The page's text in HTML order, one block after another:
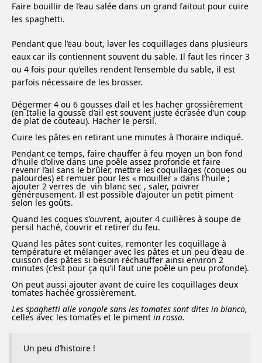
Faire bouillir de l’eau salée dans un grand faitout pour cuire
les spaghetti.
Pendant que l’eau bout, laver les coquillages dans plusieurs
eaux car ils contiennent souvent du sable. Il faut les rincer 3
ou 4 fois pour qu’elles rendent l’ensemble du sable, il est
parfois nécessaire de les brosser.
Dégermer 4 ou 6 gousses d’ail et les hacher grossièrement
(en Italie la gousse d’ail est souvent juste écrasée d’un coup
de plat de couteau). Hacher le persil.
Cuire les pâtes en retirant une minutes à l’horaire indiqué.
Pendant ce temps, faire chauffer à feu moyen un bon fond
d’huile d’olive dans une poêle assez profonde et faire
revenir l’ail sans le brûler, mettre les coquillages (coques ou
palourdes) et remuer pour les « mouiller » dans l’huile ;
ajouter 2 verres de vin blanc sec , saler, poivrer
généreusement. Il est possible d’ajouter un petit piment
selon les goûts.
Quand les coques s’ouvrent, ajouter 4 cuillères à soupe de
persil haché, couvrir et retirer du feu.
Quand les pâtes sont cuites, remonter les coquillage à
température et mélanger avec les pâtes et un peu d’eau de
cuisson des pâtes si besoin réchauffer ainsi environ 2
minutes (c’est pour ça qu’il faut une poêle un peu profonde).
On peut aussi ajouter avant de cuire les coquillages deux
tomates hachée grossièrement.
Les spaghetti alle vongole sans les tomates sont dites in bianco,
celles avec les tomates et le piment in rosso.
Un peu d’histoire !